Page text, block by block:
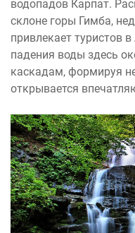
водопадов Карпат.
склоне горы Гимба,
привлекает туристов
падения воды здесь
каскадам, формируя
открывается